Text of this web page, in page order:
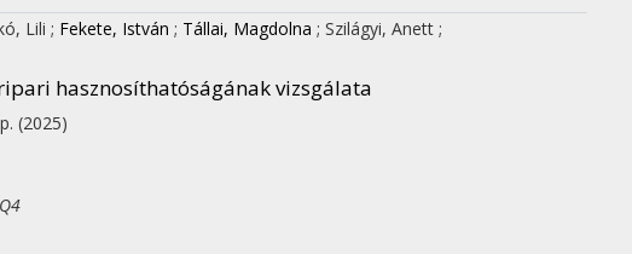
Lili ; Fekete, István ; Tállai, Magdolna ; Szilágyi, Anett ;
hasznosíthatóságának vizsgálata
(2025)